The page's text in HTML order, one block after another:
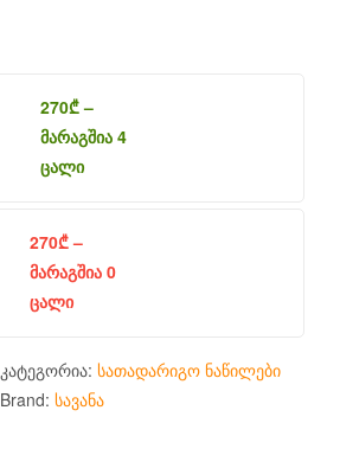
270₾–
მარაგშია 4
ცალი
270₾–
მარაგშია 0
ცალი
კატეგორია: სათადარიგო ნაწილები
Brand: სავანა